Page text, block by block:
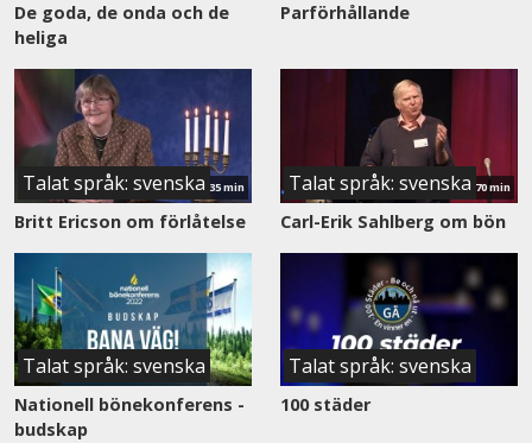
De goda, de onda och de
heliga
Parförhållande
Se
nu
35 min
Talat språk: svenska
Britt Ericson om förlåtelse
70 min
Talat språk: svenska
Carl-Erik Sahlberg om bön
Talat språk: svenska
Nationell bönekonferens -
budskap
Talat språk: svenska
100 städer